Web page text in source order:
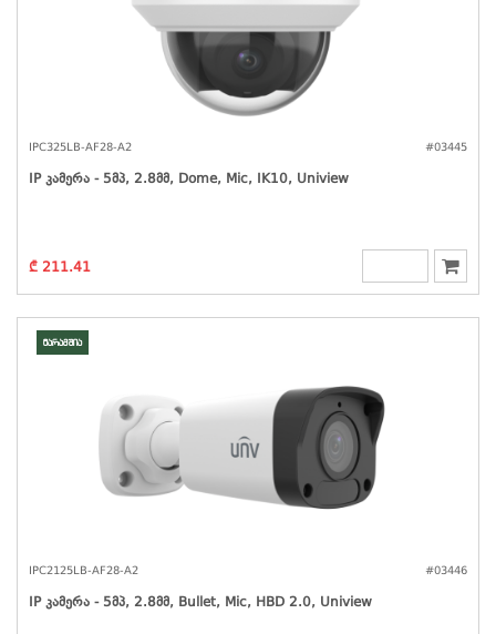
IPC325LB-AF28-A2 #03445
IP Კამერა - 5მპ, 2.8მმ, Dome, Mic, IK10, Uniview
₾ 211.41
მარაგშია
IPC2125LB-AF28-A2 #03446
IP Კამერა - 5მპ, 2.8მმ, Bullet, Mic, HBD 2.0, Uniview